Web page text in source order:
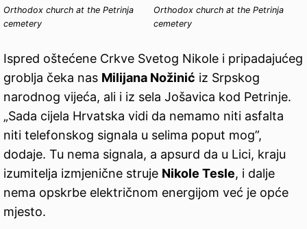
Orthodox church at the Petrinja
cemetery
Orthodox church at the Petrinja
cemetery
Ispred oštećene Crkve Svetog Nikole i pripadajućeg
groblja čeka nas Milijana Nožinić iz Srpskog
narodnog vijeća, ali i iz sela Jošavica kod Petrinje.
„Sada cijela Hrvatska vidi da nemamo niti asfalta
niti telefonskog signala u selima poput mog”,
dodaje. Tu nema signala, a apsurd da u Lici, kraju
izumitelja izmjenične struje Nikole Tesle, i dalje
nema opskrbe električnom energijom već je opće
mjesto.